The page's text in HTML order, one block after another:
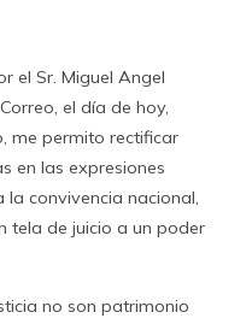
el Sr. Miguel Angel
el día de hoy,
me permito rectificar
en las expresiones
convivencia nacional,
tela de juicio a un poder
no son patrimonio